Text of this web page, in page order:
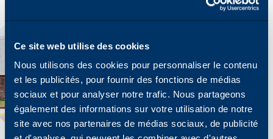
Ce site web utilise des cookies
Nous utilisons des cookies pour personnaliser le contenu
et les publicités, pour fournir des fonctions de médias
sociaux et pour analyser notre trafic. Nous partageons
également des informations sur votre utilisation de notre
site avec nos partenaires de médias sociaux, de publicité